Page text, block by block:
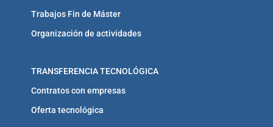
Trabajos Fin de Máster
Organización de actividades
TRANSFERENCIA TECNOLÓGICA
Contratos con empresas
Oferta tecnológica